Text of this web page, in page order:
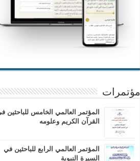
مؤتمرات
المؤتمر العالمي الخامس للباحثين
القرآن الكريم وعلومه
المؤتمر العالمي الرابع للباحثين في
السيرة النبوية